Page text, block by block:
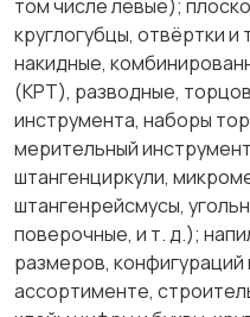
том числе левые);
круглогубцы, отвёртки
накидные,
(КРТ), разводные,
инструмента, наборы
мерительный
штангенциркули,
штангенрейсмусы,
поверочные, и т. д.);
размеров,
ассортименте,